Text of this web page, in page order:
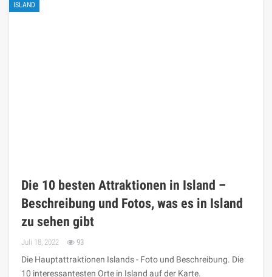
ISLAND
Die 10 besten Attraktionen in Island –
Beschreibung und Fotos, was es in Island
zu sehen gibt
Juli 18, 2022 93
Die Hauptattraktionen Islands - Foto und Beschreibung. Die
10 interessantesten Orte in Island auf der Karte.